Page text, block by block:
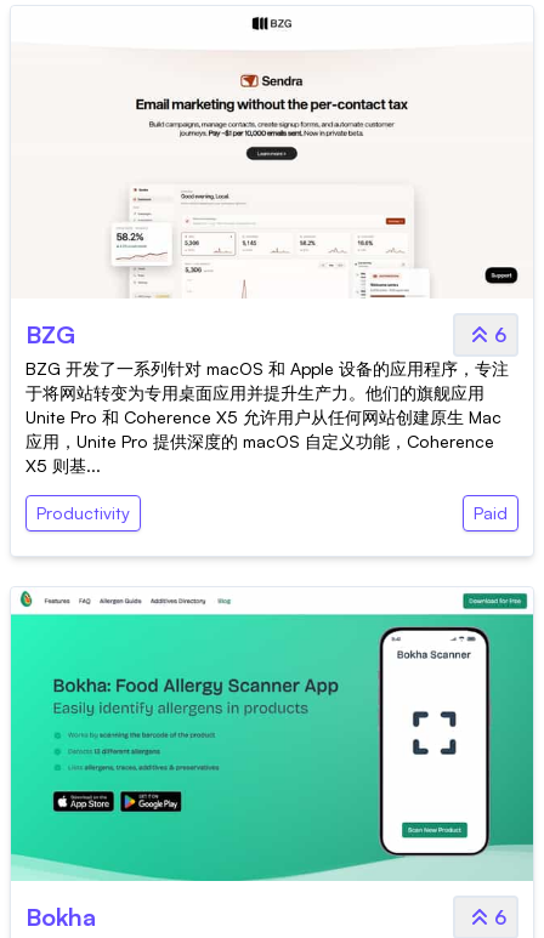
BZG 6
BZG 开发了一系列针对 macOS 和 Apple 设备的应用程序，专注
于将网站转变为专用桌面应用并提升生产力。他们的旗舰应用
Unite Pro 和 Coherence X5 允许用户从任何网站创建原生 Mac
应用，Unite Pro 提供深度的 macOS 自定义功能，Coherence
X5 则基...
Productivity Paid
Bokha 6